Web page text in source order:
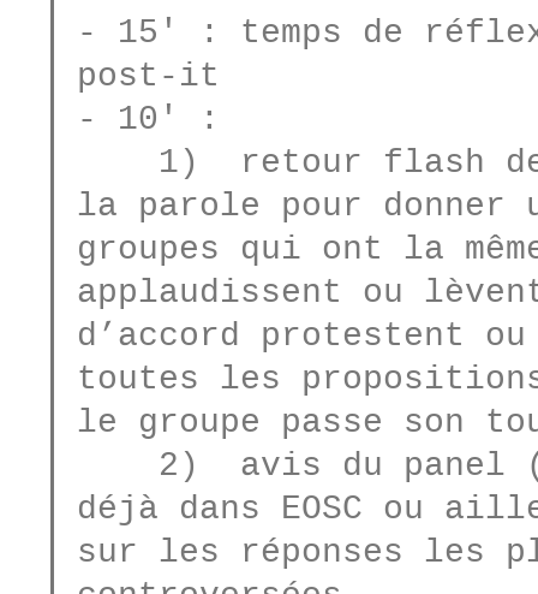
- 15' : temps de
post-it
- 10' :
la parole pour donner
groupes qui ont la
applaudissent ou
d’accord protestent
toutes les
le groupe passe son
déjà dans EOSC ou
sur les réponses les